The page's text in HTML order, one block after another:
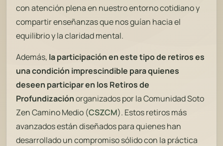
con atención plena en nuestro entorno cotidiano y
compartir enseñanzas que nos guían hacia el
equilibrio y la claridad mental.
Además, la participación en este tipo de retiros es
una condición imprescindible para quienes
deseen participar en los Retiros de
Profundizaciónorganizados por la Comunidad Soto
Zen Camino Medio (CSZCM). Estos retiros más
avanzados están diseñados para quienes han
desarrollado un compromiso sólido con la práctica